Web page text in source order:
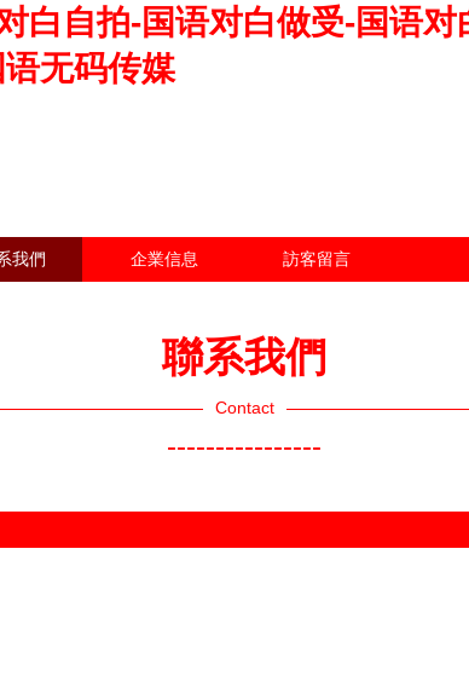
白自拍-国语对白做受-国语
无码传媒
我們 企業信息 訪客留言
聯系我們
Contact
----------------